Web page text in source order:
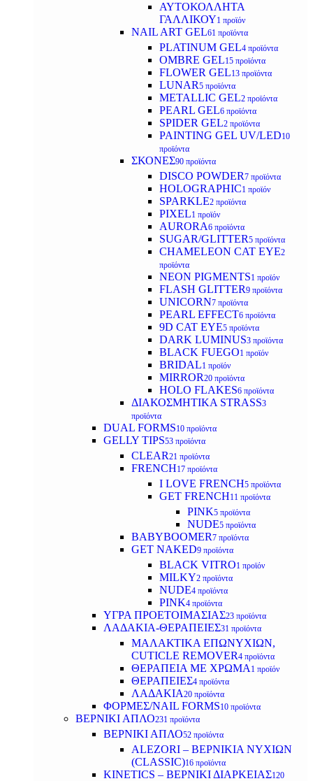
ΑΥΤΟΚΟΛΛΗΤΑ
ΓΑΛΛΙΚΟΥ1 προϊόν
NAIL ART GEL61 προϊόντα
PLATINUM GEL4 προϊόντα
OMBRE GEL15 προϊόντα
FLOWER GEL13 προϊόντα
LUNAR5 προϊόντα
METALLIC GEL2 προϊόντα
PEARL GEL6 προϊόντα
SPIDER GEL2 προϊόντα
PAINTING GEL UV/LED10
προϊόντα
ΣΚΟΝΕΣ90 προϊόντα
DISCO POWDER7 προϊόντα
HOLOGRAPHIC1 προϊόν
SPARKLE2 προϊόντα
PIXEL1 προϊόν
AURORA6 προϊόντα
SUGAR/GLITTER5 προϊόντα
CHAMELEON CAT EYE2
προϊόντα
NEON PIGMENTS1 προϊόν
FLASH GLITTER9 προϊόντα
UNICORN7 προϊόντα
PEARL EFFECT6 προϊόντα
9D CAT EYE5 προϊόντα
DARK LUMINUS3 προϊόντα
BLACK FUEGO1 προϊόν
BRIDAL1 προϊόν
MIRROR20 προϊόντα
HOLO FLAKES6 προϊόντα
ΔΙΑΚΟΣΜΗΤΙΚΑ STRASS3
προϊόντα
DUAL FORMS10 προϊόντα
GELLY TIPS53 προϊόντα
CLEAR21 προϊόντα
FRENCH17 προϊόντα
I LOVE FRENCH5 προϊόντα
GET FRENCH11 προϊόντα
PINK5 προϊόντα
NUDE5 προϊόντα
BABYBOOMER7 προϊόντα
GET NAKED9 προϊόντα
BLACK VITRO1 προϊόν
MILKY2 προϊόντα
NUDE4 προϊόντα
PINK4 προϊόντα
ΥΓΡΑ ΠΡΟΕΤΟΙΜΑΣΙΑΣ23 προϊόντα
ΛΑΔΑΚΙΑ-ΘΕΡΑΠΕΙΕΣ31 προϊόντα
ΜΑΛΑΚΤΙΚΑ ΕΠΩΝΥΧΙΩΝ,
CUTICLE REMOVER4 προϊόντα
ΘΕΡΑΠΕΙΑ ΜΕ ΧΡΩΜΑ 1 προϊόν
ΘΕΡΑΠΕΙΕΣ4 προϊόντα
ΛΑΔΑΚΙΑ20 προϊόντα
ΦΟΡΜΕΣ/NAIL FORMS10 προϊόντα
ΒΕΡΝΙΚΙ ΑΠΛΟ231 προϊόντα
ΒΕΡΝΙΚΙ ΑΠΛΟ52 προϊόντα
ALEZORI – ΒΕΡΝΙΚΙΑ ΝΥΧΙΩΝ
(CLASSIC)16 προϊόντα
KINETICS – ΒΕΡΝΙΚΙ ΔΙΑΡΚΕΙΑΣ120